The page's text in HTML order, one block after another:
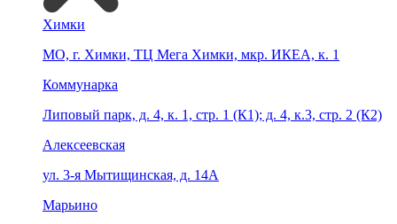
Химки
МО, г. Химки, ТЦ Мега Химки, мкр. ИКЕА, к. 1
Коммунарка
Липовый парк, д. 4, к. 1, стр. 1 (К1); д. 4, к.3, стр. 2 (К2)
Алексеевская
ул. 3-я Мытищинская, д. 14А
Марьино